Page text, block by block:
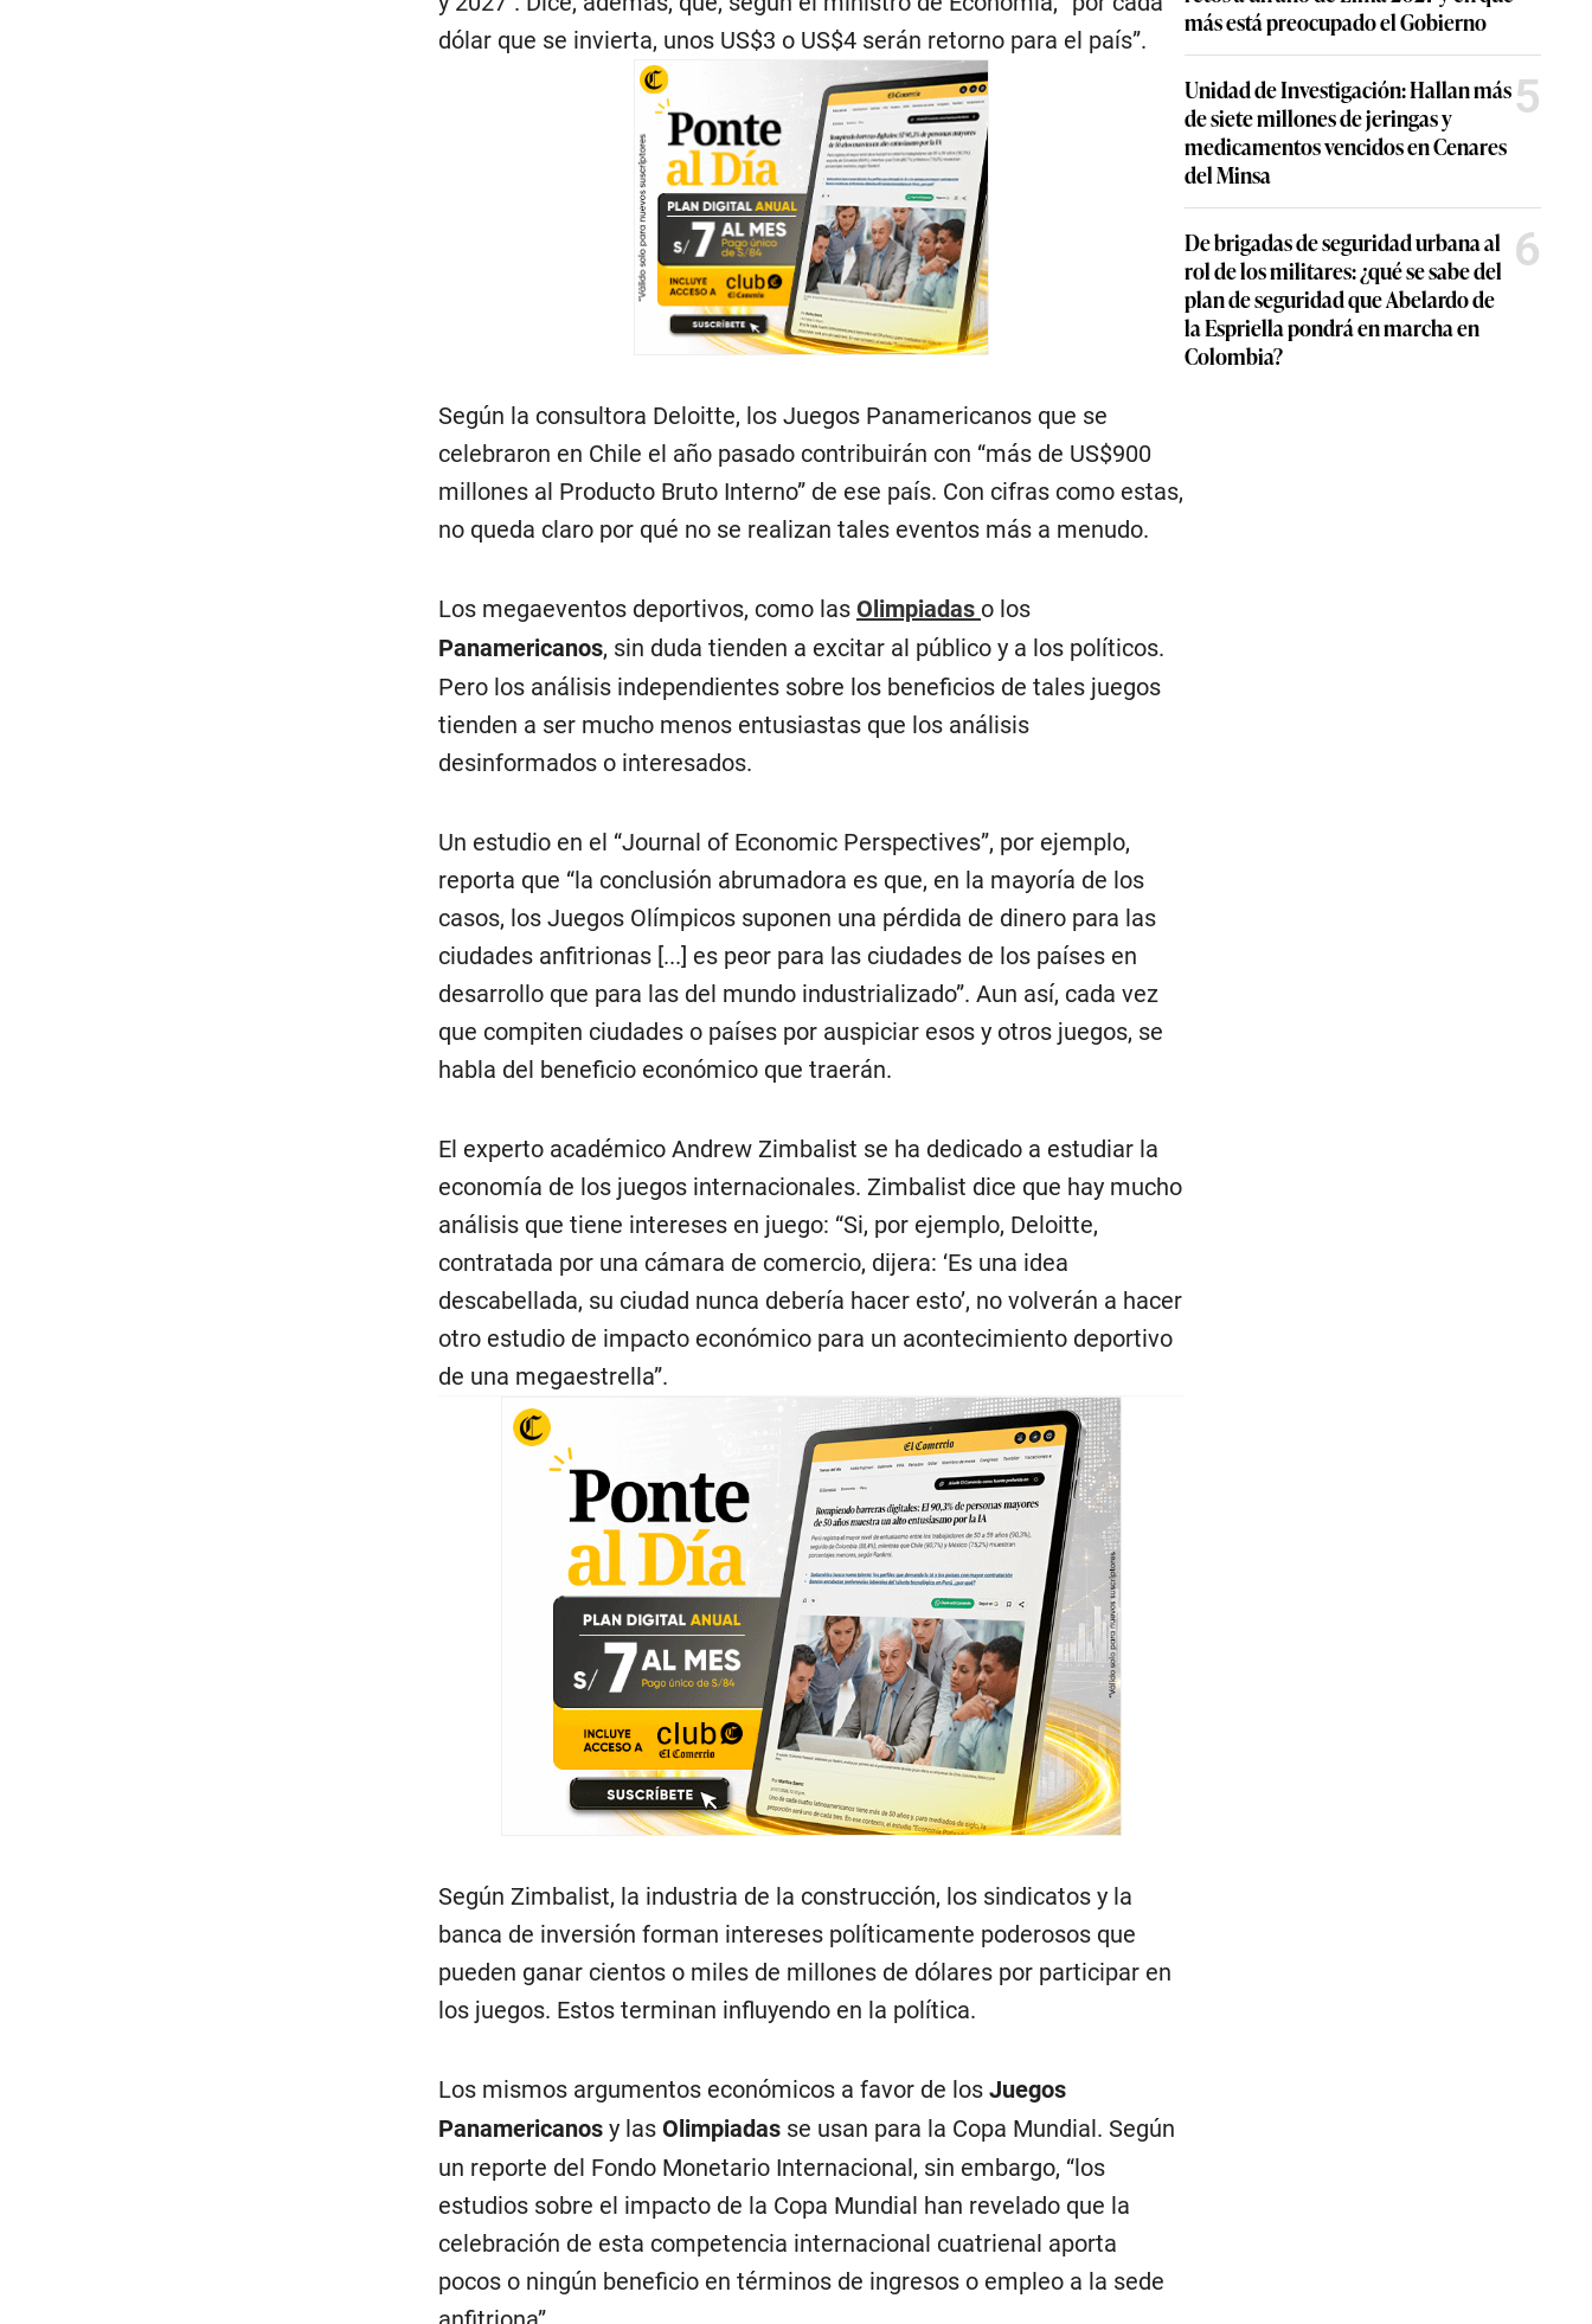
dólar que se invierta, unos US$3 o US$4 serán retorno para el país”.
Según la consultora Deloitte, los Juegos Panamericanos que se
celebraron en Chile el año pasado contribuirán con “más de US$900
millones al Producto Bruto Interno” de ese país. Con cifras como estas,
no queda claro por qué no se realizan tales eventos más a menudo.
Los megaeventos deportivos, como las Olimpiadas o los
Panamericanos, sin duda tienden a excitar al público y a los políticos.
Pero los análisis independientes sobre los beneficios de tales juegos
tienden a ser mucho menos entusiastas que los análisis
desinformados o interesados.
Un estudio en el “Journal of Economic Perspectives”, por ejemplo,
reporta que “la conclusión abrumadora es que, en la mayoría de los
casos, los Juegos Olímpicos suponen una pérdida de dinero para las
ciudades anfitrionas [...] es peor para las ciudades de los países en
desarrollo que para las del mundo industrializado”. Aun así, cada vez
que compiten ciudades o países por auspiciar esos y otros juegos, se
habla del beneficio económico que traerán.
El experto académico Andrew Zimbalist se ha dedicado a estudiar la
economía de los juegos internacionales. Zimbalist dice que hay mucho
análisis que tiene intereses en juego: “Si, por ejemplo, Deloitte,
contratada por una cámara de comercio, dijera: ‘Es una idea
descabellada, su ciudad nunca debería hacer esto’, no volverán a hacer
otro estudio de impacto económico para un acontecimiento deportivo
de una megaestrella”.
Según Zimbalist, la industria de la construcción, los sindicatos y la
banca de inversión forman intereses políticamente poderosos que
pueden ganar cientos o miles de millones de dólares por participar en
los juegos. Estos terminan influyendo en la política.
Los mismos argumentos económicos a favor de los Juegos
Panamericanos y las Olimpiadas se usan para la Copa Mundial. Según
un reporte del Fondo Monetario Internacional, sin embargo, “los
estudios sobre el impacto de la Copa Mundial han revelado que la
celebración de esta competencia internacional cuatrienal aporta
pocos o ningún beneficio en términos de ingresos o empleo a la sede
más está preocupado el Gobierno
Unidad de Investigación: Hallan más
de siete millones de jeringas y
medicamentos vencidos en Cenares
del Minsa
5
De brigadas de seguridad urbana al
rol de los militares: ¿qué se sabe del
plan de seguridad que Abelardo de
la Espriella pondrá en marcha en
Colombia?
6